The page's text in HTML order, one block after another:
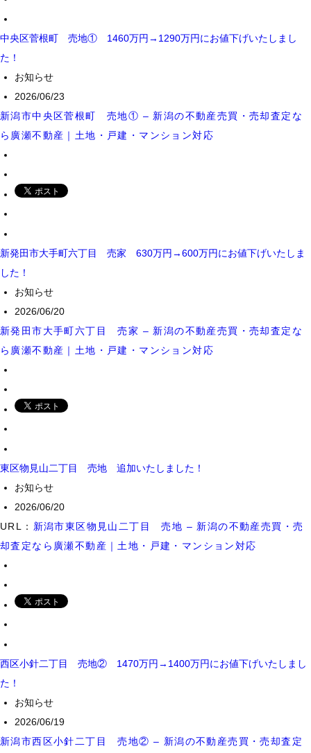
中央区菅根町 売地① 1460万円→1290万円にお値下げいたしまし
た！
お知らせ
2026/06/23
新潟市中央区菅根町 売地① – 新潟の不動産売買・売却査定な
ら廣瀬不動産｜土地・戸建・マンション対応
新発田市大手町六丁目 売家 630万円→600万円にお値下げいたしま
した！
お知らせ
2026/06/20
新発田市大手町六丁目 売家 – 新潟の不動産売買・売却査定な
ら廣瀬不動産｜土地・戸建・マンション対応
東区物見山二丁目 売地 追加いたしました！
お知らせ
2026/06/20
URL： 新潟市東区物見山二丁目 売地 – 新潟の不動産売買・売
却査定なら廣瀬不動産｜土地・戸建・マンション対応
西区小針二丁目 売地② 1470万円→1400万円にお値下げいたしまし
た！
お知らせ
2026/06/19
新潟市西区小針二丁目 売地② – 新潟の不動産売買・売却査定